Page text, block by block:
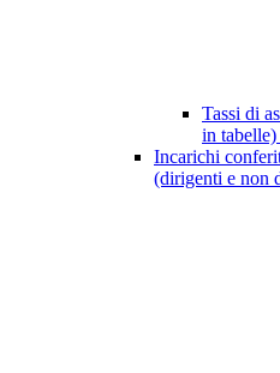
Tassi di
in tabelle)
Incarichi
(dirigenti e non